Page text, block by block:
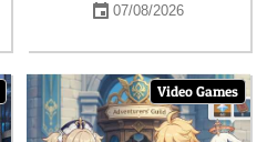
07/08/2026
Video Games